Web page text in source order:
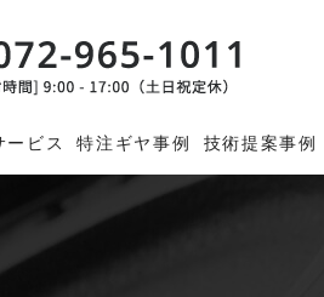
ービス 特注ギヤ事例 技術提案事例